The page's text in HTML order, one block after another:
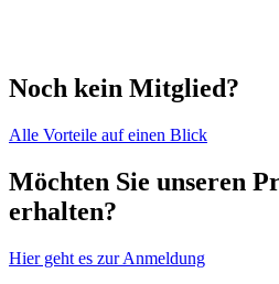
Noch kein Mitglied?
Alle Vorteile auf einen Blick
Möchten Sie unseren
erhalten?
Hier geht es zur Anmeldung